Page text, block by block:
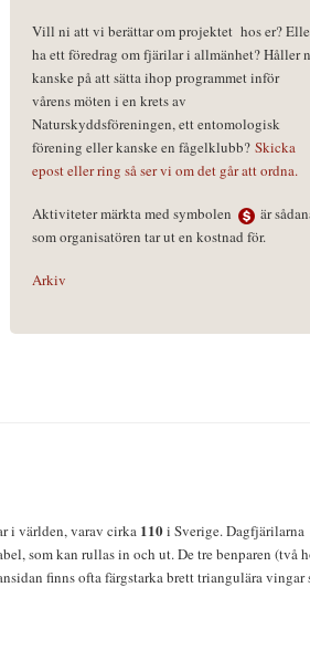
Vill ni att vi berättar om projektet hos er?
ha ett föredrag om fjärilar i allmänhet? Håller
kanske på att sätta ihop programmet inför
vårens möten i en krets av
Naturskyddsföreningen, ett entomologisk
förening eller kanske en fågelklubb? Skicka
epost eller ring så ser vi om det går att ordna.
Aktiviteter märkta med symbolen
är
som organisatören tar ut en kostnad för.
Arkiv
i världen, varav cirka 110i Sverige. Dagfjärilarna
som kan rullas in och ut. De tre benparen (två
finns ofta färgstarka brett triangulära vingar